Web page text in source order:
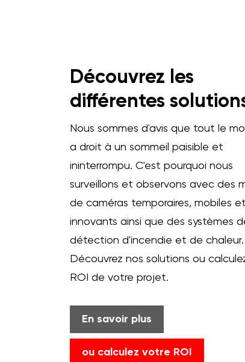
Découvrez les
différentes
Nous sommes d'avis que tout le
a droit à un sommeil paisible et
ininterrompu. C'est pourquoi nous
surveillons et observons avec des
de caméras temporaires, mobiles et
innovants ainsi que des systèmes
détection d'incendie et de chaleur.
Découvrez nos solutions ou
ROI de votre projet.
En savoir plus
ou calculez votre ROI